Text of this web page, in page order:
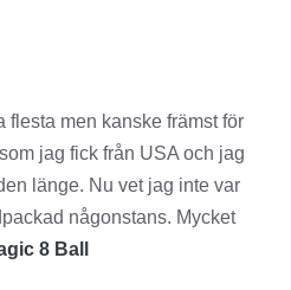
flesta men kanske främst för
jag fick från USA och jag
länge. Nu vet jag inte var
någonstans. Mycket
8 Ball